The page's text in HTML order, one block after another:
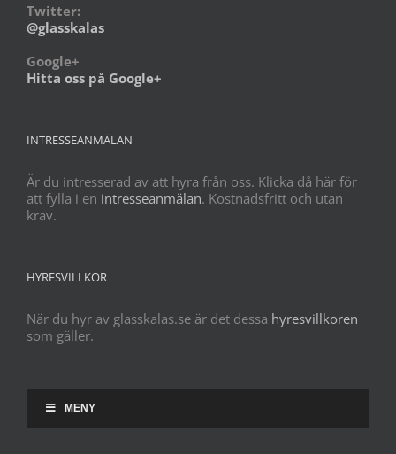
Twitter:
@glasskalas
Google+
Hitta oss på Google+
INTRESSEANMÄLAN
Är du intresserad av att hyra från oss. Klicka då här för
att fylla i en intresseanmälan. Kostnadsfritt och utan
krav.
HYRESVILLKOR
När du hyr av glasskalas.se är det dessa hyresvillkoren
som gäller.
MENY